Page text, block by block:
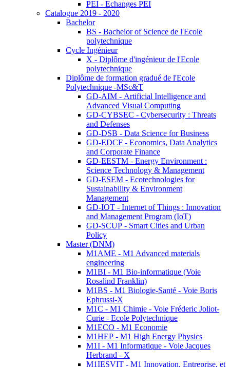
PEI - Echanges PEI
Catalogue 2019 - 2020
Bachelor
BS - Bachelor of Science de l'Ecole
polytechnique
Cycle Ingénieur
X - Diplôme d'ingénieur de l'Ecole
polytechnique
Diplôme de formation gradué de l'Ecole
Polytechnique -MSc&T
GD-AIM - Artificial Intelligence and
Advanced Visual Computing
GD-CYBSEC - Cybersecurity : Threats
and Defenses
GD-DSB - Data Science for Business
GD-EDCF - Economics, Data Analytics
and Corporate Finance
GD-EESTM - Energy Environment :
Science Technology & Management
GD-ESEM - Ecotechnologies for
Sustainability & Environment
Management
GD-IOT - Internet of Things : Innovation
and Management Program (IoT)
GD-SCUP - Smart Cities and Urban
Policy
Master (DNM)
M1AME - M1 Advanced materials
engineering
M1BI - M1 Bio-informatique (Voie
Rosalind Franklin)
M1BS - M1 Biologie-Santé - Voie Boris
Ephrussi-X
M1C - M1 Chimie - Voie Fréderic Joliot-
Curie - Ecole Polytechnique
M1ECO - M1 Economie
M1HEP - M1 High Energy Physics
M1I - M1 Informatique - Voie Jacques
Herbrand - X
M1IESVIT - M1 Innovation, Entreprise, et